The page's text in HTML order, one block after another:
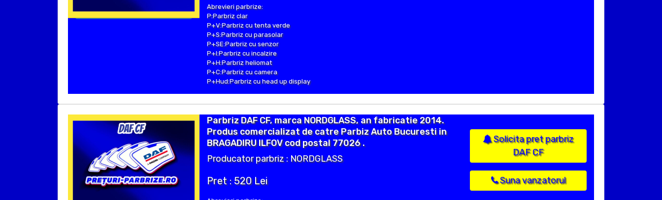
Abrevieri parbrize:
P:Parbriz clar
P+V:Parbriz cu tenta verde
P+S:Parbriz cu parasolar
P+SE:Parbriz cu senzor
P+I:Parbriz cu incalzire
P+H:Parbriz heliomat
P+C:Parbriz cu camera
P+Hud:Parbriz cu head up display
Parbriz DAF CF, marca NORDGLASS, an fabricatie 2014.
Produs comercializat de catre Parbiz Auto Bucuresti in
BRAGADIRU ILFOV cod postal 77026 .
Producator parbriz : NORDGLASS
Pret : 520 Lei
Solicita pret parbriz
DAF CF
Suna vanzatorul